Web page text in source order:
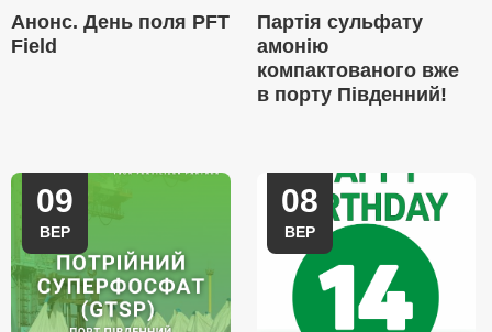
Анонс. День поля PFT
Field
Партія сульфату
амонію
компактованого вже
в порту Південний!
09
ВЕР
08
ВЕР